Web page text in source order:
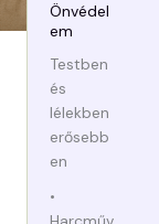
Önvédel
em
Testben
és
lélekben
erősebb
en
•